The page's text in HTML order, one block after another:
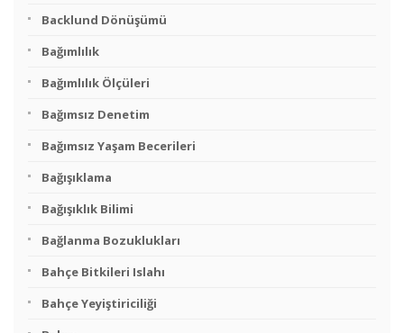
Backlund Dönüşümü
Bağımlılık
Bağımlılık Ölçüleri
Bağımsız Denetim
Bağımsız Yaşam Becerileri
Bağışıklama
Bağışıklık Bilimi
Bağlanma Bozuklukları
Bahçe Bitkileri Islahı
Bahçe Yeyiştiriciliği